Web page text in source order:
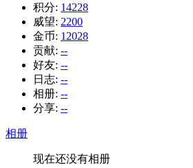
积分: 14228
威望: 2200
金币: 12028
贡献: --
好友: --
日志: --
相册: --
分享: --
相册
现在还没有相册